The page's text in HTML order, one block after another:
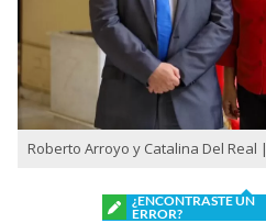
Roberto Arroyo y Catalina Del Real
¿ENCONTRASTE UN
ERROR?